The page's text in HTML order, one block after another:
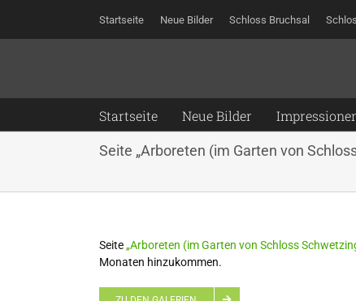
springen
Startseite Neue Bilder Schloss Bruchsal
Startseite Neue Bilder
Seite „Arboreten (im Garten von
Seite„Arboreten (im Garten von Schloss
Monaten hinzukommen.